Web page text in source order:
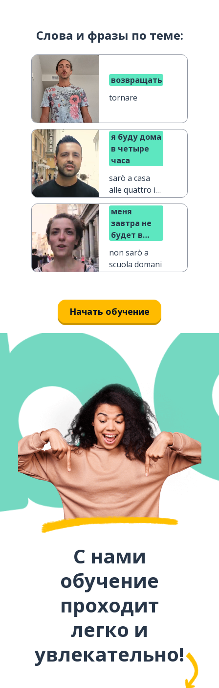
Слова и фразы по теме:
возвращаться
tornare
я буду дома
в четыре
часа
sarò a casa
alle quattro in
punto
меня
завтра не
будет в
non sarò a
scuola domani
Начать обучение
С нами
обучение
проходит
легко и
увлекательно!